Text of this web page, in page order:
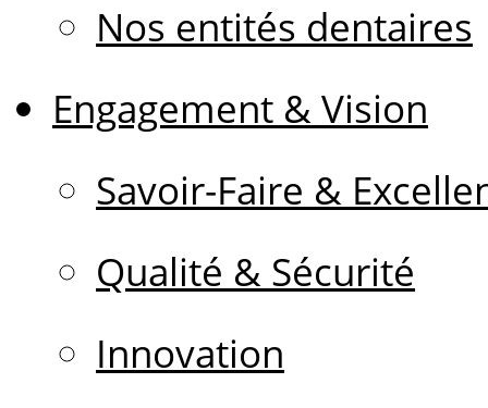
Nos entités dentaires
Engagement & Vision
Savoir-Faire &
Qualité & Sécurité
Innovation